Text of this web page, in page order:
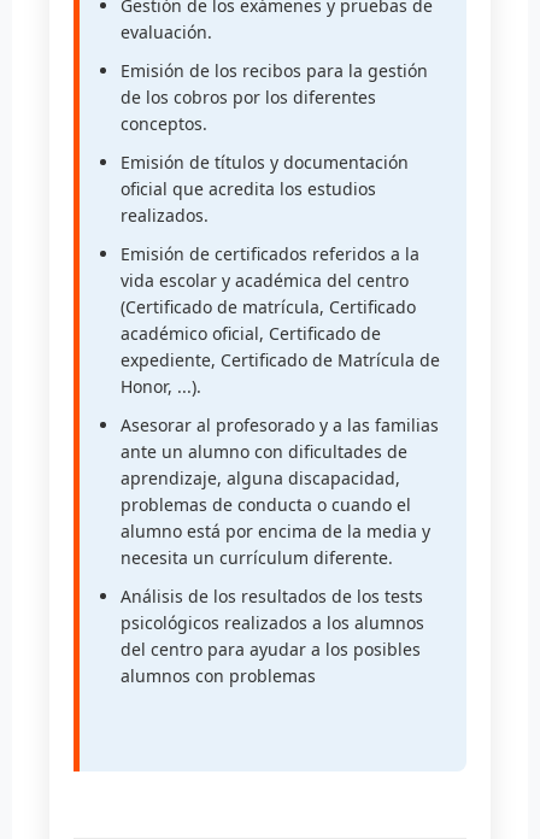
Gestión de los exámenes y pruebas de
evaluación.
Emisión de los recibos para la gestión
de los cobros por los diferentes
conceptos.
Emisión de títulos y documentación
oficial que acredita los estudios
realizados.
Emisión de certificados referidos a la
vida escolar y académica del centro
(Certificado de matrícula, Certificado
académico oficial, Certificado de
expediente, Certificado de Matrícula de
Honor, ...).
Asesorar al profesorado y a las familias
ante un alumno con dificultades de
aprendizaje, alguna discapacidad,
problemas de conducta o cuando el
alumno está por encima de la media y
necesita un currículum diferente.
Análisis de los resultados de los tests
psicológicos realizados a los alumnos
del centro para ayudar a los posibles
alumnos con problemas